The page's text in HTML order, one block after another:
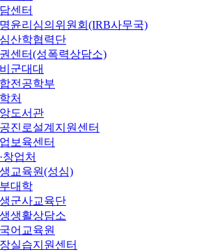
센터
윤리심의위원회(IRB사무국)
산학협력단
센터(성폭력상담소)
군대대
전공학부
처
도서관
진로설계지원센터
보육센터
창업처
교육원(성심)
대학
군사교육단
생활상담소
어교육원
실습지원센터